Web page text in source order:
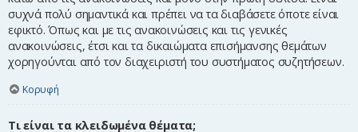
συχνά πολύ σημαντικά και πρέπει να τα διαβάσετε όποτε είναι
εφικτό. Όπως και με τις ανακοινώσεις και τις γενικές
ανακοινώσεις, έτσι και τα δικαιώματα επισήμανσης θεμάτων
χορηγούνται από τον διαχειριστή του συστήματος συζητήσεων.
Κορυφή
Τι είναι τα κλειδωμένα θέματα;